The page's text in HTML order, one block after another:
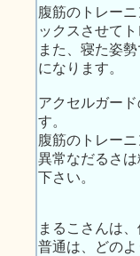
腹筋のトレー
ックスさせて
また、寝た姿
になります。
アクセルガー
す。
腹筋のトレー
異常なだるさ
下さい。
まるこさんは
普通は、どの